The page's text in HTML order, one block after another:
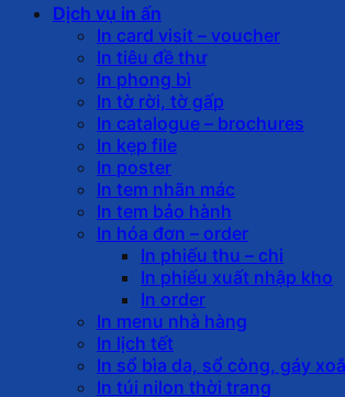
Dịch vụ in ấn
In card visit – voucher
In tiêu đề thư
In phong bì
In tờ rời, tờ gấp
In catalogue – brochures
In kẹp file
In poster
In tem nhãn mác
In tem bảo hành
In hóa đơn – order
In phiếu thu – chi
In phiếu xuất nhập kho
In order
In menu nhà hàng
In lịch tết
In sổ bìa da, sổ còng, gáy
In túi nilon thời trang